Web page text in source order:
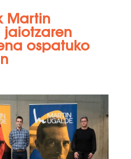
Martin
jaiotzaren
ospatuko